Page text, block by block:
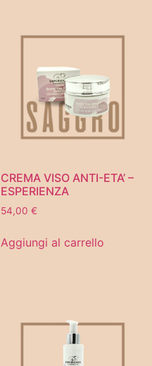
CREMA VISO ANTI-ETA’ –
ESPERIENZA
54,00 €
Aggiungi al carrello